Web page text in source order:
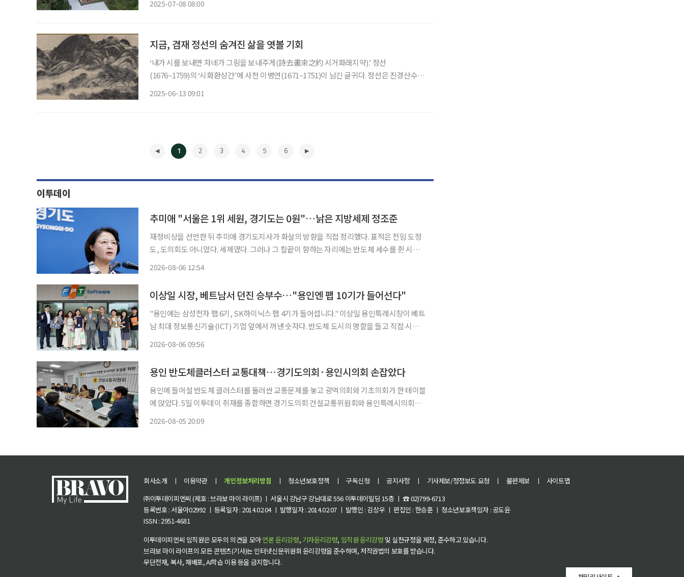
2025-07-08 08:00
지금, 겸재 정선의 숨겨진 삶을 엿볼 기회
‘내가 시를 보내면 자네가 그림을 보내주게(詩去畵來之約 시거화래지약).’ 정선
(1676~1759)의 ‘시화환상간’에 사천 이병연(1671~1751)이 남긴 글귀다. 정선은 진경산수화
2025-06-13 09:01
1 2 3 4 5 6
이투데이
추미애 "서울은 1위 세원, 경기도는 0원"…낡은 지방세제 정조준
재정비상을 선언한 뒤 추미애 경기도지사가 화살의 방향을 직접 정리했다. 표적은 전임 도정
도, 도의회도 아니었다. 세제였다. 그러나 그 칼끝이 향하는 자리에는 반도체 세수를 쥔 시군
2026-08-06 12:54
이상일 시장, 베트남서 던진 승부수…"용인엔 팹 10기가 들어선다"
"용인에는 삼성전자 팹 6기, SK하이닉스 팹 4기가 들어섭니다." 이상일 용인특례시장이 베트
남 최대 정보통신기술(ICT) 기업 앞에서 꺼낸 숫자다. 반도체 도시의 명함을 들고 직접 시장을
2026-08-06 09:56
용인 반도체클러스터 교통대책…경기도의회·용인시의회 손잡았다
용인에 들어설 반도체 클러스터를 둘러싼 교통문제를 놓고 광역의회와 기초의회가 한 테이블
에 앉았다. 5일 이투데이 취재를 종합하면 경기도의회 건설교통위원회와 용인특례시의회는
2026-08-05 20:09
회사소개 ㅣ 이용약관 ㅣ 개인정보처리방침 ㅣ 청소년보호정책 ㅣ 구독신청 ㅣ 공지사항 ㅣ 기사제보/정정보도 요청 ㅣ 불편제보 ㅣ
사이트맵
㈜이투데이피엔씨 (제호 : 브라보 마이 라이프) ㅣ 서울시 강남구 강남대로 556 이투데이빌딩 15층 ㅣ ☎ 02)799-6713
등록번호 : 서울아02992 ㅣ 등록일자 : 2014.02.04 ㅣ 발행일자 : 2014.02.07 ㅣ 발행인 : 김상우 ㅣ 편집인 : 한승훈 ㅣ 청소년보호책임자 : 공도윤
ISSN : 2951-4681
이투데이피엔씨 임직원은 모두의 의견을 모아언론 윤리강령, 기자윤리강령, 임직원 윤리강령 및 실천규정을 제정, 준수하고 있습니다.
브라보 마이 라이프의 모든 콘텐츠(기사)는 인터넷신문위원회 윤리강령을 준수하며, 저작권법의 보호를 받습니다.
무단전재, 복사, 재배포, AI학습 이용 등을 금지합니다.